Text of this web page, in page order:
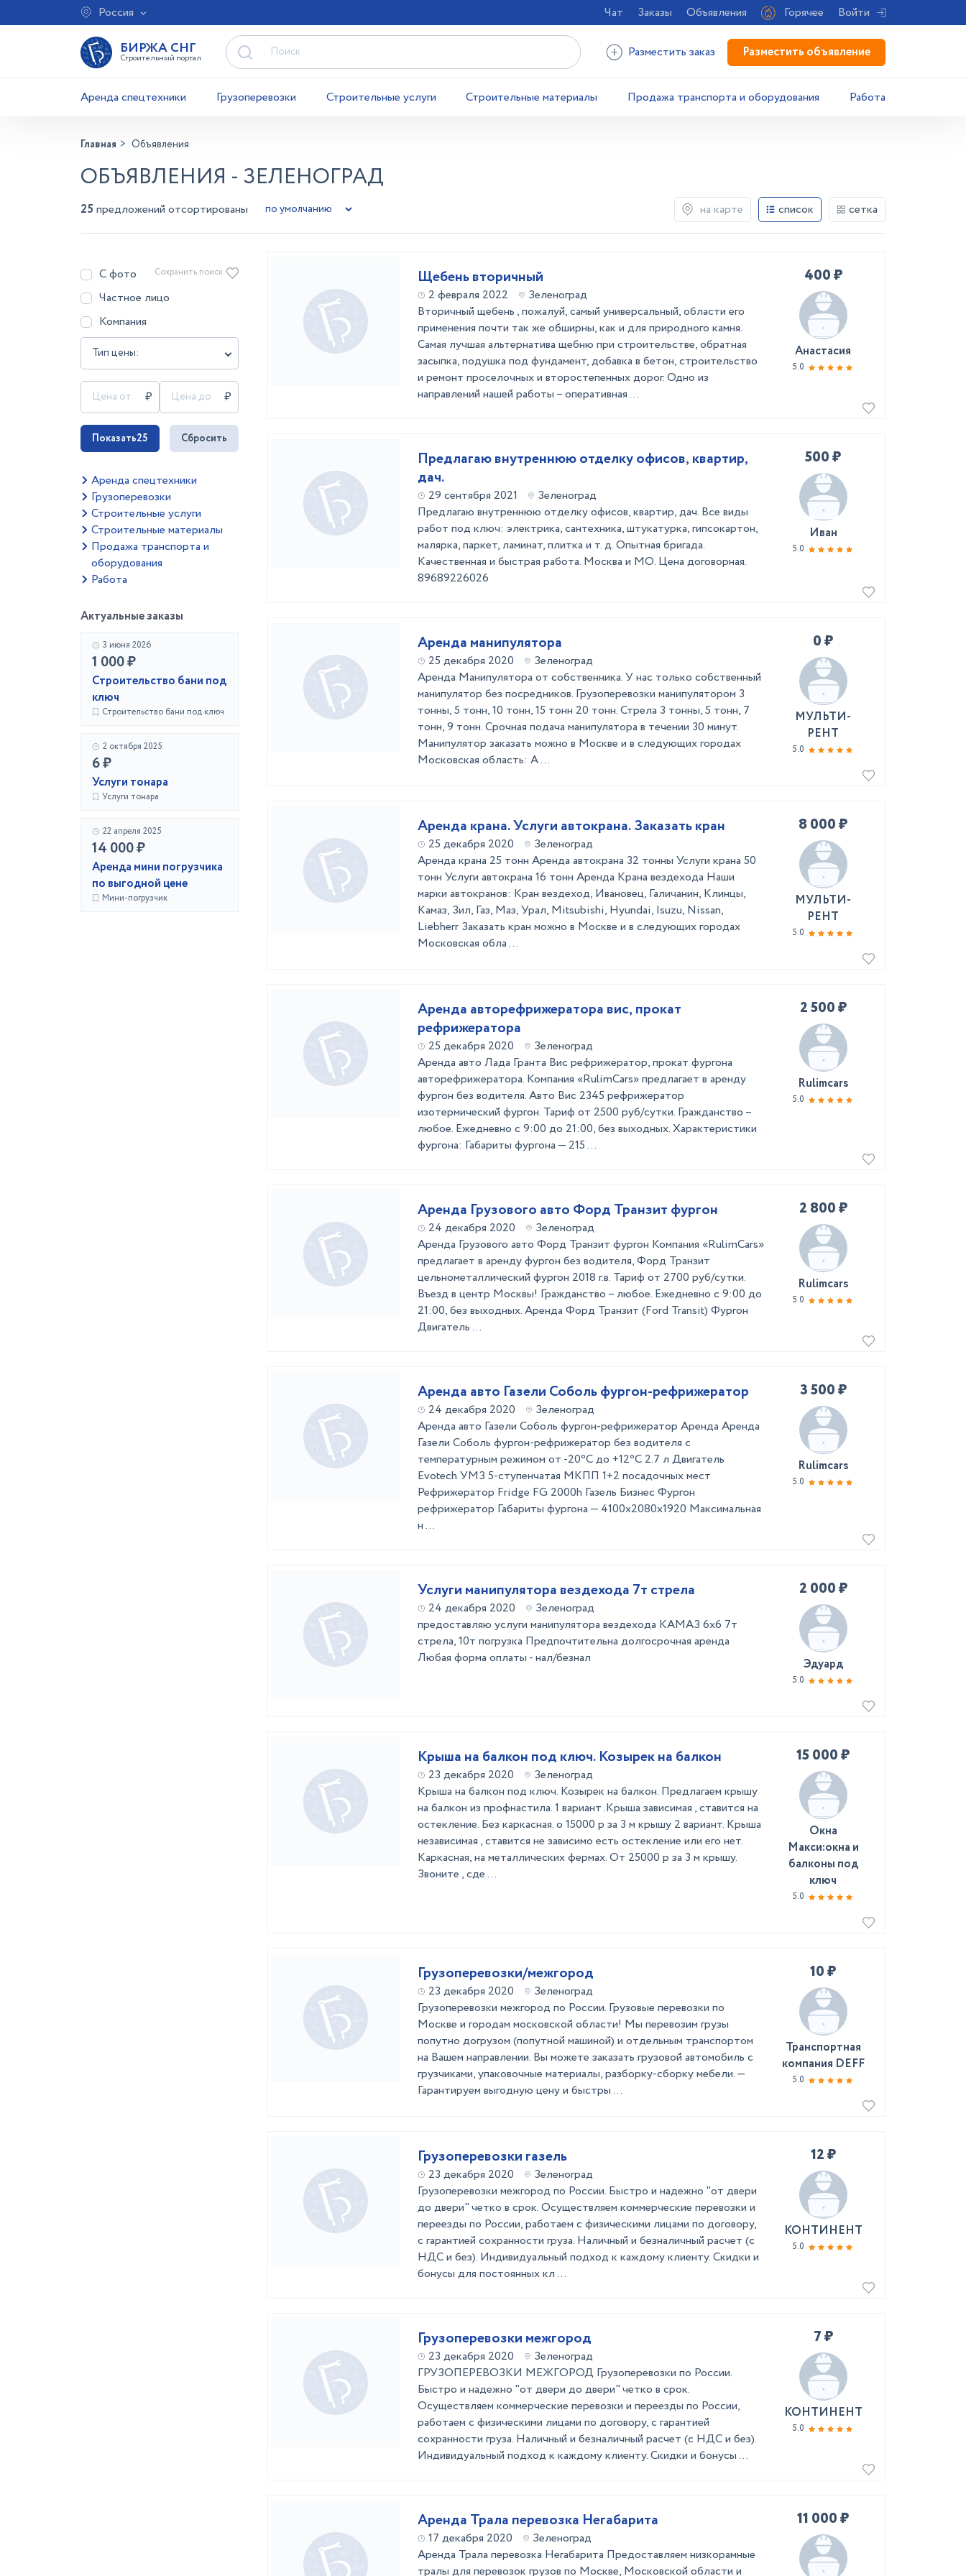
Россия Чат Заказы Объявления Горячее Войти
БИРЖА СНГ
Строительный портал Разместить заказ Разместить объявление
Аренда спецтехники Грузоперевозки Строительные услуги Строительные материалы Продажа транспорта и оборудования Работа
Главная Объявления
ОБЪЯВЛЕНИЯ - ЗЕЛЕНОГРАД
25 предложений отсортированы на карте список сетка
С фото
Частное лицо
Компания
Тип цены:
Сохранить поиск
Показать25 Сбросить
Аренда спецтехники
Грузоперевозки
Строительные услуги
Строительные материалы
Продажа транспорта и
оборудования
Работа
Актуальные заказы
3 июня 2026
1 000 ₽
Строительство бани под
ключ
Строительство бани под ключ
2 октября 2025
6 ₽
Услуги тонара
Услуги тонара
22 апреля 2025
14 000 ₽
Аренда мини погрузчика
по выгодной цене
Мини-погрузчик
Щебень вторичный
2 февраля 2022
Зеленоград
Вторичный щебень , пожалуй, самый универсальный, области его
применения почти так же обширны, как и для природного камня.
Самая лучшая альтернатива щебню при строительстве, обратная
засыпка, подушка под фундамент, добавка в бетон, строительство
и ремонт проселочных и второстепенных дорог. Одно из
направлений нашей работы – оперативная ...
400 ₽
Анастасия
5.0
Предлагаю внутреннюю отделку офисов, квартир,
дач.
29 сентября 2021
Зеленоград
Предлагаю внутреннюю отделку офисов, квартир, дач. Все виды
работ под ключ: электрика, сантехника, штукатурка, гипсокартон,
малярка, паркет, ламинат, плитка и т. д. Опытная бригада.
Качественная и быстрая работа. Москва и МО. Цена договорная.
89689226026
500 ₽
Иван
5.0
Аренда манипулятора
25 декабря 2020
Зеленоград
Аренда Манипулятора от собственника. У нас только собственный
манипулятор без посредников. Грузоперевозки манипулятором 3
тонны, 5 тонн, 10 тонн, 15 тонн 20 тонн. Стрела 3 тонны, 5 тонн, 7
тонн, 9 тонн. Срочная подача манипулятора в течении 30 минут.
Манипулятор заказать можно в Москве и в следующих городах
Московская область: А ...
0 ₽
МУЛЬТИ-
РЕНТ
5.0
Аренда крана. Услуги автокрана. Заказать кран
25 декабря 2020
Зеленоград
Аренда крана 25 тонн Аренда автокрана 32 тонны Услуги крана 50
тонн Услуги автокрана 16 тонн Аренда Крана вездехода Наши
марки автокранов: Кран вездеход, Ивановец, Галичанин, Клинцы,
Камаз, Зил, Газ, Маз, Урал, Mitsubishi, Hyundai, Isuzu, Nissan,
Liebherr Заказать кран можно в Москве и в следующих городах
Московская обла ...
8 000 ₽
МУЛЬТИ-
РЕНТ
5.0
Аренда авторефрижератора вис, прокат
рефрижератора
25 декабря 2020
Зеленоград
Аренда авто Лада Гранта Вис рефрижератор, прокат фургона
авторефрижератора. Компания «RulimCars» предлагает в аренду
фургон без водителя. Авто Вис 2345 рефрижератор
изотермический фургон. Тариф от 2500 руб/сутки. Гражданство –
любое. Ежедневно с 9:00 до 21:00, без выходных. Характеристики
фургона: Габариты фургона — 215 ...
2 500 ₽
Rulimcars
5.0
Аренда Грузового авто Форд Транзит фургон
24 декабря 2020
Зеленоград
Аренда Грузового авто Форд Транзит фургон Компания «RulimCars»
предлагает в аренду фургон без водителя, Форд Транзит
цельнометаллический фургон 2018 г.в. Тариф от 2700 руб/сутки.
Въезд в центр Москвы! Гражданство – любое. Ежедневно с 9:00 до
21:00, без выходных. Аренда Форд Транзит (Ford Transit) Фургон
Двигатель ...
2 800 ₽
Rulimcars
5.0
Аренда авто Газели Соболь фургон-рефрижератор
24 декабря 2020
Зеленоград
Аренда авто Газели Соболь фургон-рефрижератор Аренда Аренда
Газели Соболь фургон-рефрижератор без водителя с
температурным режимом от -20⁰C до +12⁰C 2.7 л Двигатель
Evotech УМЗ 5-ступенчатая МКПП 1+2 посадочных мест
Рефрижератор Fridge FG 2000h Газель Бизнес Фургон
рефрижератор Габариты фургона — 4100х2080х1920 Максимальная
н ...
3 500 ₽
Rulimcars
5.0
Услуги манипулятора вездехода 7т стрела
24 декабря 2020
Зеленоград
предоставляю услуги манипулятора вездехода КАМАЗ 6х6 7т
стрела, 10т погрузка Предпочтительна долгосрочная аренда
Любая форма оплаты - нал/безнал
2 000 ₽
Эдуард
5.0
Крыша на балкон под ключ. Козырек на балкон
23 декабря 2020
Зеленоград
Крыша на балкон под ключ. Козырек на балкон. Предлагаем крышу
на балкон из профнастила. 1 вариант .Крыша зависимая , ставится на
остекление. Без каркасная. о 15000 р за 3 м крышу 2 вариант. Крыша
независимая , ставится не зависимо есть остекление или его нет.
Каркасная, на металлических фермах. От 25000 р за 3 м крышу.
Звоните , сде ...
15 000 ₽
Окна
Макси:окна и
балконы под
ключ
5.0
Грузоперевозки/межгород
23 декабря 2020
Зеленоград
Грузоперевозки межгород по России. Грузовые перевозки по
Москве и городам московской области! Мы перевозим грузы
попутно догрузом (попутной машиной) и отдельным транспортом
на Вашем направлении. Вы можете заказать грузовой автомобиль с
грузчиками, упаковочные материалы, разборку-сборку мебели. —
Гарантируем выгодную цену и быстры ...
10 ₽
Транспортная
компания DEFF
5.0
Грузоперевозки газель
23 декабря 2020
Зеленоград
Грузоперевозки межгород по России. Быстро и надежно "от двери
до двери" четко в срок. Осуществляем коммерческие перевозки и
переезды по России, работаем с физическими лицами по договору,
с гарантией сохранности груза. Наличный и безналичный расчет (с
НДС и без). Индивидуальный подход к каждому клиенту. Скидки и
бонусы для постоянных кл ...
12 ₽
КОНТИНЕНТ
5.0
Грузоперевозки межгород
23 декабря 2020
Зеленоград
ГРУЗОПЕРЕВОЗКИ МЕЖГОРОД Грузоперевозки по России.
Быстро и надежно "от двери до двери" четко в срок.
Осуществляем коммерческие перевозки и переезды по России,
работаем с физическими лицами по договору, с гарантией
сохранности груза. Наличный и безналичный расчет (с НДС и без).
Индивидуальный подход к каждому клиенту. Скидки и бонусы ...
7 ₽
КОНТИНЕНТ
5.0
Аренда Трала перевозка Негабарита
17 декабря 2020
Зеленоград
Аренда Трала перевозка Негабарита Предоставляем низкорамные
тралы для перевозок грузов по Москве, Московской области и
11 000 ₽